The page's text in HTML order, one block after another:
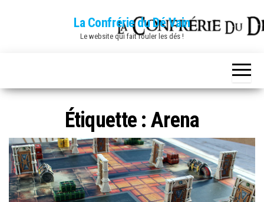
La Confrérie du Dé Vain
Le website qui fait rouler les dés !
Étiquette : Arena